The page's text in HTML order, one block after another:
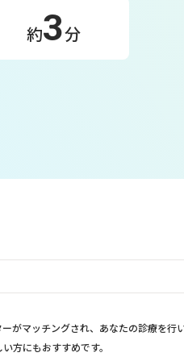
約3分
がマッチングされ、あなたの診療を行
方にもおすすめです。